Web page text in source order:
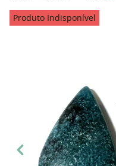
Produto Indisponível